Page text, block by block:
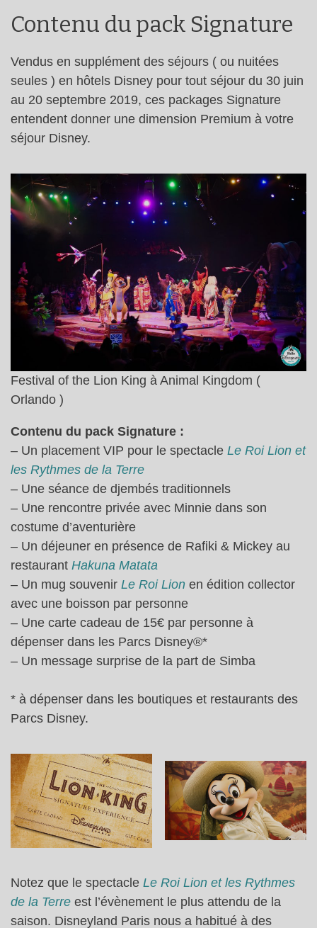
Contenu du pack Signature
Vendus en supplément des séjours ( ou nuitées
seules ) en hôtels Disney pour tout séjour du 30 juin
au 20 septembre 2019, ces packages Signature
entendent donner une dimension Premium à votre
séjour Disney.
Festival of the Lion King à Animal Kingdom (
Orlando )
Contenu du pack Signature :
– Un placement VIP pour le spectacle Le Roi Lion et
les Rythmes de la Terre
– Une séance de djembés traditionnels
– Une rencontre privée avec Minnie dans son
costume d’aventurière
– Un déjeuner en présence de Rafiki & Mickey au
restaurant Hakuna Matata
– Un mug souvenir Le Roi Lion en édition collector
avec une boisson par personne
– Une carte cadeau de 15€ par personne à
dépenser dans les Parcs Disney®*
– Un message surprise de la part de Simba
* à dépenser dans les boutiques et restaurants des
Parcs Disney.
Notez que le spectacle Le Roi Lion et les Rythmes
de la Terre est l’évènement le plus attendu de la
saison. Disneyland Paris nous a habitué à des